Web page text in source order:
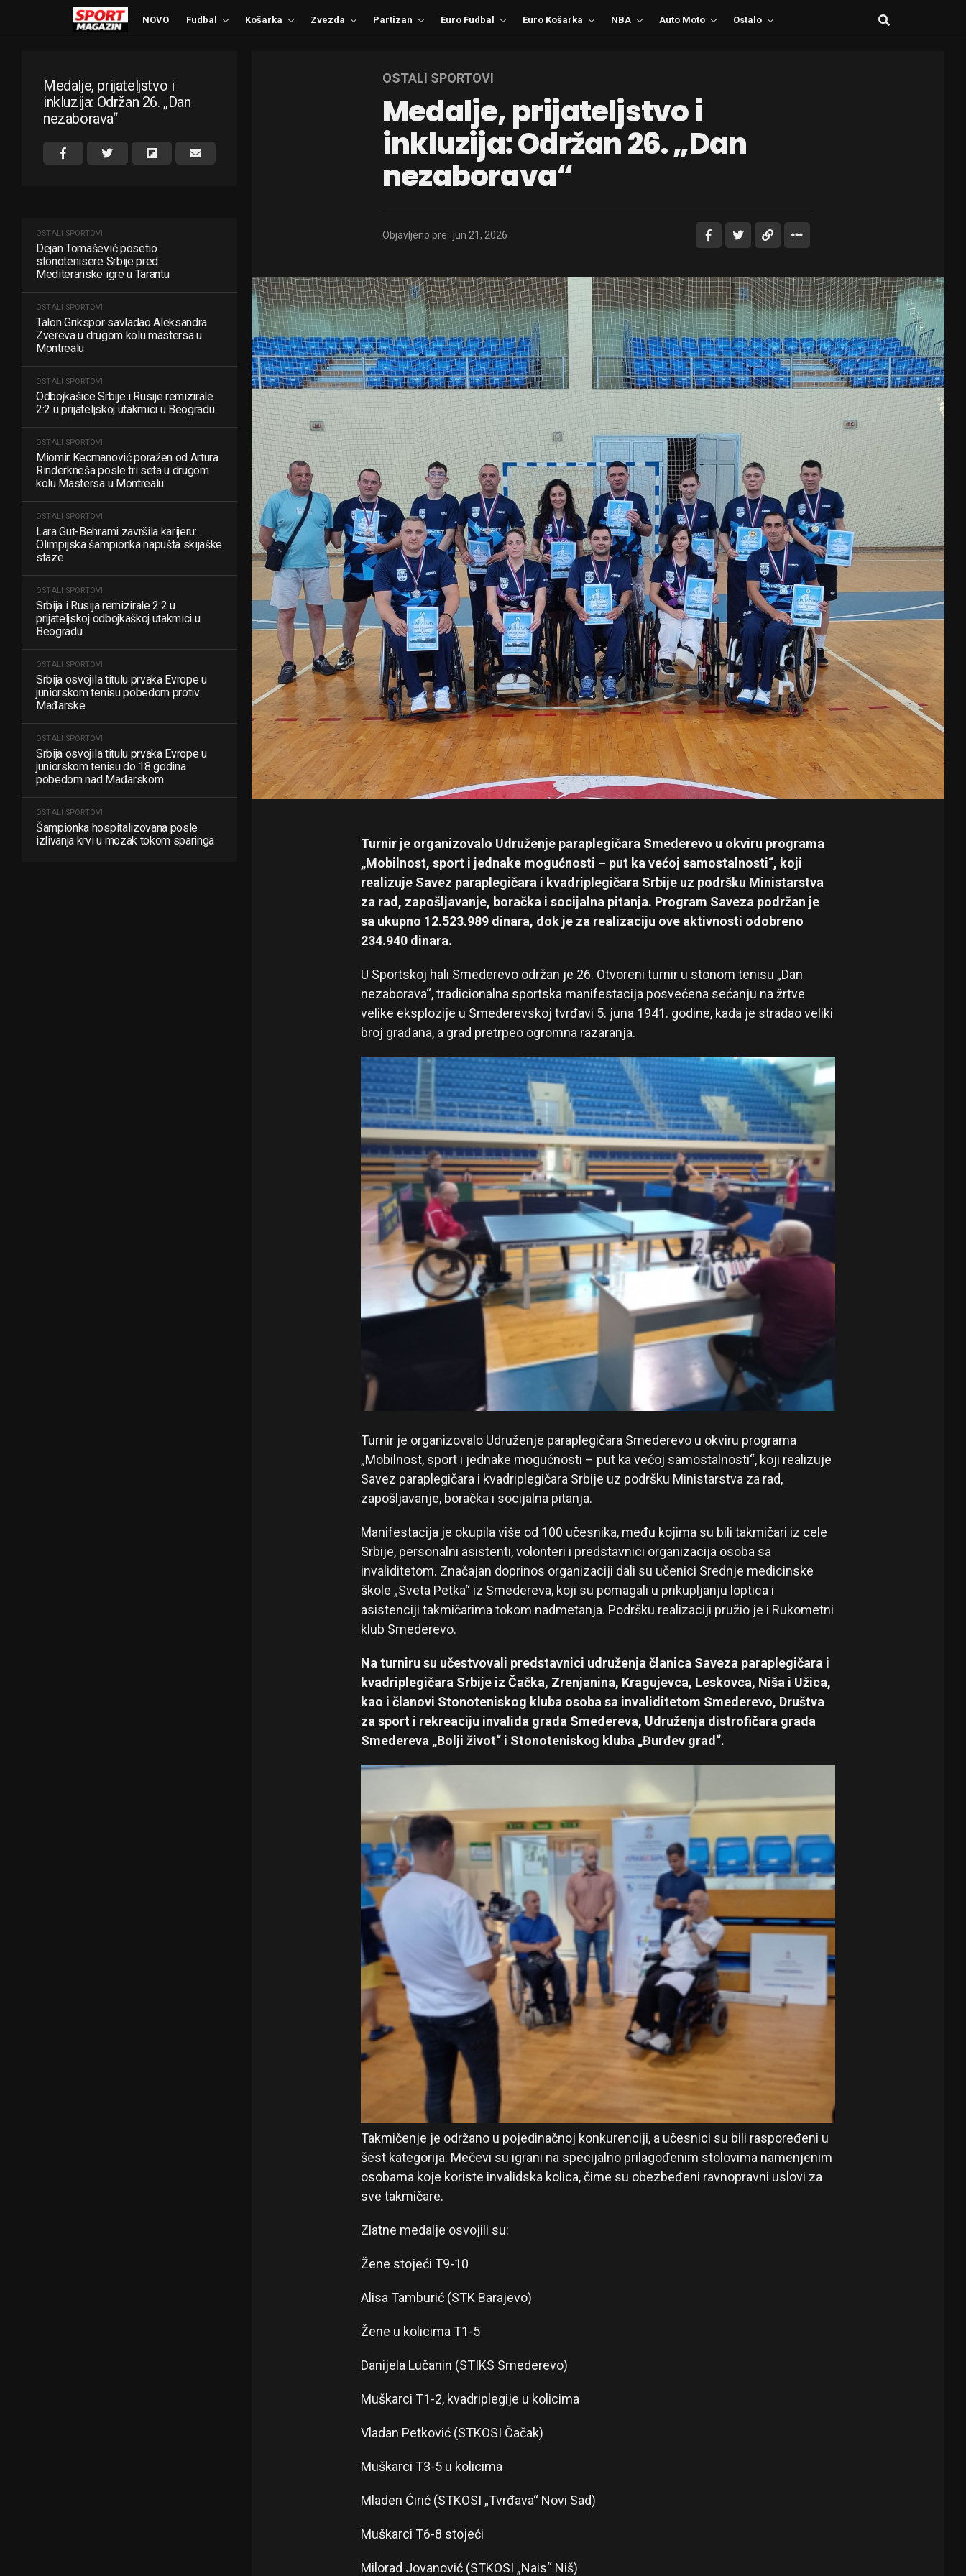
NOVO Fudbal Košarka Zvezda Partizan Euro Fudbal Euro Košarka NBA Auto Moto Ostalo
Medalje, prijateljstvo i
inkluzija: Održan 26. „Dan
nezaborava“
OSTALI SPORTOVI
Dejan Tomašević posetio
stonotenisere Srbije pred
Mediteranske igre u Tarantu
OSTALI SPORTOVI
Talon Grikspor savladao Aleksandra
Zvereva u drugom kolu mastersa u
Montrealu
OSTALI SPORTOVI
Odbojkašice Srbije i Rusije remizirale
2:2 u prijateljskoj utakmici u Beogradu
OSTALI SPORTOVI
Miomir Kecmanović poražen od Artura
Rinderkneša posle tri seta u drugom
kolu Mastersa u Montrealu
OSTALI SPORTOVI
Lara Gut-Behrami završila karijeru:
Olimpijska šampionka napušta skijaške
staze
OSTALI SPORTOVI
Srbija i Rusija remizirale 2:2 u
prijateljskoj odbojkaškoj utakmici u
Beogradu
OSTALI SPORTOVI
Srbija osvojila titulu prvaka Evrope u
juniorskom tenisu pobedom protiv
Mađarske
OSTALI SPORTOVI
Srbija osvojila titulu prvaka Evrope u
juniorskom tenisu do 18 godina
pobedom nad Mađarskom
OSTALI SPORTOVI
Šampionka hospitalizovana posle
izlivanja krvi u mozak tokom sparinga
OSTALI SPORTOVI
Medalje, prijateljstvo i
inkluzija: Održan 26. „Dan
nezaborava“
Objavljeno pre: jun 21, 2026
Turnir je organizovalo Udruženje paraplegičara Smederevo u okviru programa
„Mobilnost, sport i jednake mogućnosti – put ka većoj samostalnosti“, koji
realizuje Savez paraplegičara i kvadriplegičara Srbije uz podršku Ministarstva
za rad, zapošljavanje, boračka i socijalna pitanja. Program Saveza podržan je
sa ukupno 12.523.989 dinara, dok je za realizaciju ove aktivnosti odobreno
234.940 dinara.
U Sportskoj hali Smederevo održan je 26. Otvoreni turnir u stonom tenisu „Dan
nezaborava“, tradicionalna sportska manifestacija posvećena sećanju na žrtve
velike eksplozije u Smederevskoj tvrđavi 5. juna 1941. godine, kada je stradao veliki
broj građana, a grad pretrpeo ogromna razaranja.
Turnir je organizovalo Udruženje paraplegičara Smederevo u okviru programa
„Mobilnost, sport i jednake mogućnosti – put ka većoj samostalnosti“, koji realizuje
Savez paraplegičara i kvadriplegičara Srbije uz podršku Ministarstva za rad,
zapošljavanje, boračka i socijalna pitanja.
Manifestacija je okupila više od 100 učesnika, među kojima su bili takmičari iz cele
Srbije, personalni asistenti, volonteri i predstavnici organizacija osoba sa
invaliditetom. Značajan doprinos organizaciji dali su učenici Srednje medicinske
škole „Sveta Petka“ iz Smedereva, koji su pomagali u prikupljanju loptica i
asistenciji takmičarima tokom nadmetanja. Podršku realizaciji pružio je i Rukometni
klub Smederevo.
Na turniru su učestvovali predstavnici udruženja članica Saveza paraplegičara i
kvadriplegičara Srbije iz Čačka, Zrenjanina, Kragujevca, Leskovca, Niša i Užica,
kao i članovi Stonoteniskog kluba osoba sa invaliditetom Smederevo, Društva
za sport i rekreaciju invalida grada Smedereva, Udruženja distrofičara grada
Smedereva „Bolji život“ i Stonoteniskog kluba „Đurđev grad“.
Takmičenje je održano u pojedinačnoj konkurenciji, a učesnici su bili raspoređeni u
šest kategorija. Mečevi su igrani na specijalno prilagođenim stolovima namenjenim
osobama koje koriste invalidska kolica, čime su obezbeđeni ravnopravni uslovi za
sve takmičare.
Zlatne medalje osvojili su:
Žene stojeći T9-10
Alisa Tamburić (STK Barajevo)
Žene u kolicima T1-5
Danijela Lučanin (STIKS Smederevo)
Muškarci T1-2, kvadriplegije u kolicima
Vladan Petković (STKOSI Čačak)
Muškarci T3-5 u kolicima
Mladen Ćirić (STKOSI „Tvrđava“ Novi Sad)
Muškarci T6-8 stojeći
Milorad Jovanović (STKOSI „Nais“ Niš)